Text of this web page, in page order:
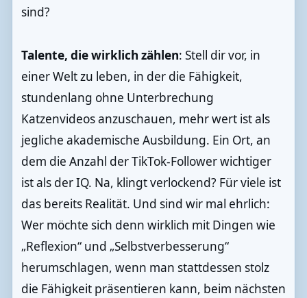
sind?
Talente, die wirklich zählen: Stell dir vor, in
einer Welt zu leben, in der die Fähigkeit,
stundenlang ohne Unterbrechung
Katzenvideos anzuschauen, mehr wert ist als
jegliche akademische Ausbildung. Ein Ort, an
dem die Anzahl der TikTok-Follower wichtiger
ist als der IQ. Na, klingt verlockend? Für viele ist
das bereits Realität. Und sind wir mal ehrlich:
Wer möchte sich denn wirklich mit Dingen wie
„Reflexion“ und „Selbstverbesserung“
herumschlagen, wenn man stattdessen stolz
die Fähigkeit präsentieren kann, beim nächsten